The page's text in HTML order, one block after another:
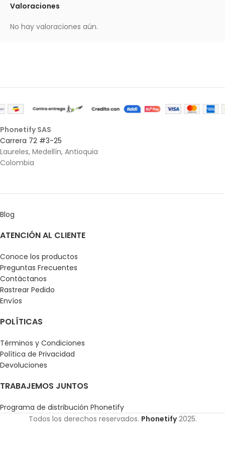
Valoraciones
No hay valoraciones aún.
Phonetify SAS
Carrera 72 #3-25
Laureles, Medellín, Antioquia
Colombia
Blog
ATENCIÓN AL CLIENTE
Conoce los productos
Preguntas Frecuentes
Contáctanos
Rastrear Pedido
Envíos
POLÍTICAS
Términos y Condiciones
Política de Privacidad
Devoluciones
TRABAJEMOS JUNTOS
Programa de distribución Phonetify
Todos los derechos reservados. Phonetify2025.